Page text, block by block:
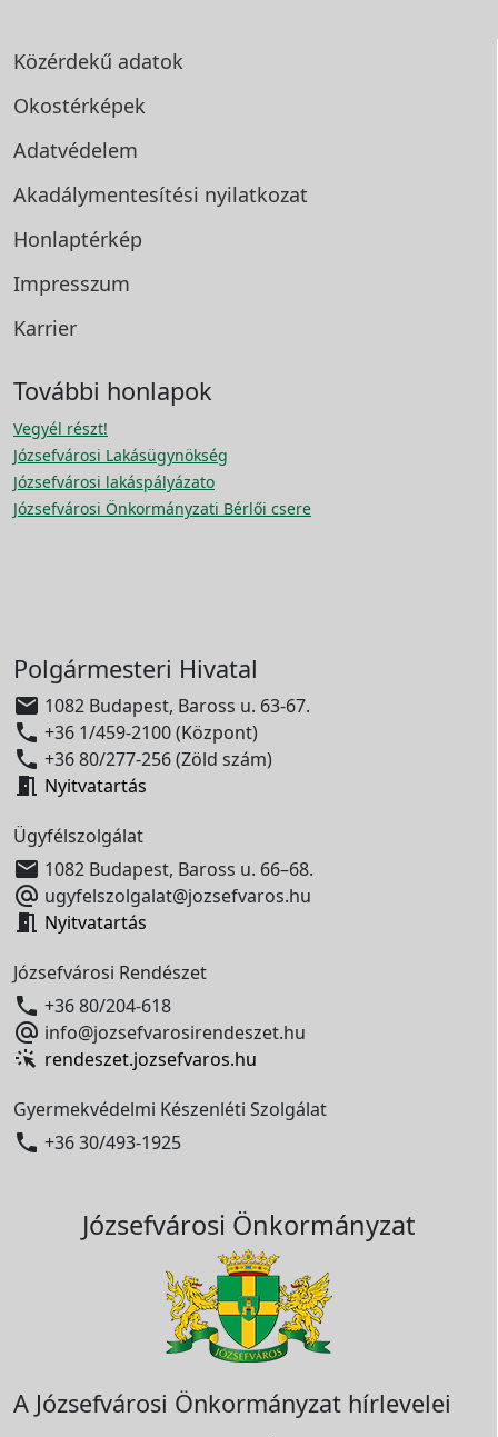
Közérdekű adatok
Okostérképek
Adatvédelem
Akadálymentesítési nyilatkozat
Honlaptérkép
Impresszum
Karrier
További honlapok
Vegyél részt!
Józsefvárosi Lakásügynökség
Józsefvárosi lakáspályázato
Józsefvárosi Önkormányzati Bérlői csere
Polgármesteri Hivatal
 1082 Budapest, Baross u. 63-67.
 +36 1/459-2100 (Központ)
 +36 80/277-256 (Zöld szám)
 Nyitvatartás
Ügyfélszolgálat
 1082 Budapest, Baross u. 66–68.
 ugyfelszolgalat@jozsefvaros.hu
 Nyitvatartás
Józsefvárosi Rendészet
 +36 80/204-618
 info@jozsefvarosirendeszet.hu
rendeszet.jozsefvaros.hu
Gyermekvédelmi Készenléti Szolgálat
 +36 30/493-1925
Józsefvárosi Önkormányzat
A Józsefvárosi Önkormányzat hírlevelei